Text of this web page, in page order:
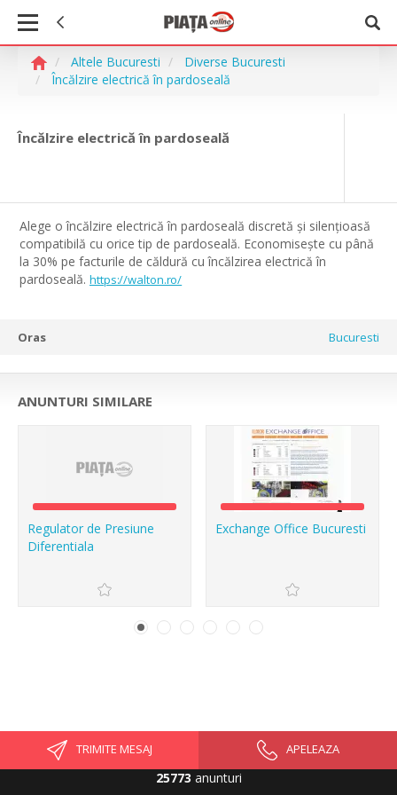
Altele Bucuresti
Diverse Bucuresti
Încălzire electrică în pardoseală
Încălzire electrică în pardoseală
Alege o încălzire electrică în pardoseală discretă și silențioasă
compatibilă cu orice tip de pardoseală. Economisește cu până
la 30% pe facturile de căldură cu încălzirea electrică în
pardoseală. https://walton.ro/
Oras Bucuresti
ANUNTURI SIMILARE
Regulator de Presiune
Diferentiala
Exchange Office Bucuresti
TRIMITE MESAJ APELEAZA
25773 anunturi